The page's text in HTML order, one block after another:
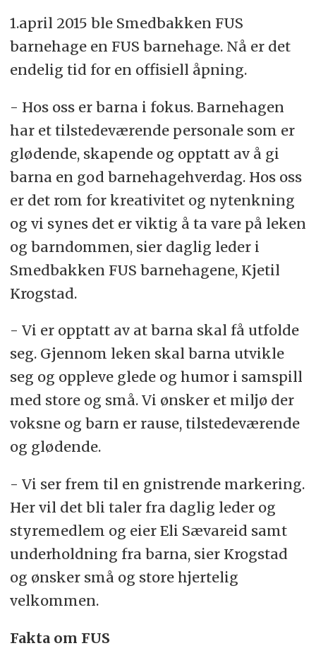
1.april 2015 ble Smedbakken FUS
barnehage en FUS barnehage. Nå er det
endelig tid for en offisiell åpning.
- Hos oss er barna i fokus. Barnehagen
har et tilstedeværende personale som er
glødende, skapende og opptatt av å gi
barna en god barnehagehverdag. Hos oss
er det rom for kreativitet og nytenkning
og vi synes det er viktig å ta vare på leken
og barndommen, sier daglig leder i
Smedbakken FUS barnehagene, Kjetil
Krogstad.
- Vi er opptatt av at barna skal få utfolde
seg. Gjennom leken skal barna utvikle
seg og oppleve glede og humor i samspill
med store og små. Vi ønsker et miljø der
voksne og barn er rause, tilstedeværende
og glødende.
- Vi ser frem til en gnistrende markering.
Her vil det bli taler fra daglig leder og
styremedlem og eier Eli Sævareid samt
underholdning fra barna, sier Krogstad
og ønsker små og store hjertelig
velkommen.
Fakta om FUS